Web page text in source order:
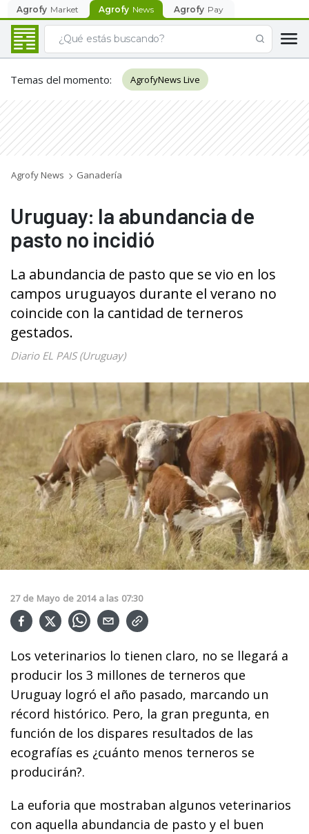
Agrofy Market Agrofy News Agrofy Pay
Temas del momento: AgrofyNews Live
Agrofy News Ganadería
Uruguay: la abundancia de
pasto no incidió
La abundancia de pasto que se vio en los
campos uruguayos durante el verano no
coincide con la cantidad de terneros
gestados.
Diario EL PAIS (Uruguay)
27 de Mayo de 2014 a las 07:30
Los veterinarios lo tienen claro, no se llegará a
producir los 3 millones de terneros que
Uruguay logró el año pasado, marcando un
récord histórico. Pero, la gran pregunta, en
función de los dispares resultados de las
ecografías es ¿cuánto menos terneros se
producirán?.
La euforia que mostraban algunos veterinarios
con aquella abundancia de pasto y el buen